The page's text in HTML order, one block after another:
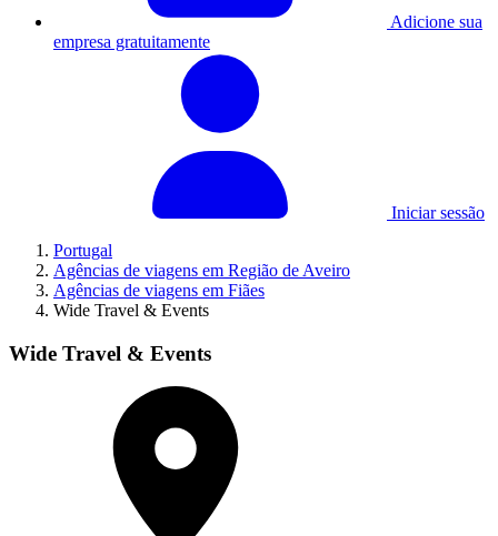
Adicione sua
empresa gratuitamente
Iniciar sessão
Portugal
Agências de viagens em Região de Aveiro
Agências de viagens em Fiães
Wide Travel & Events
Wide Travel & Events